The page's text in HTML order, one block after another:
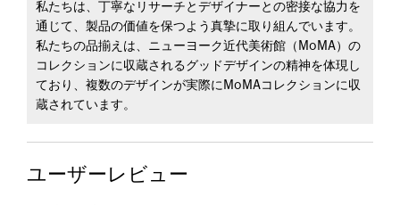
私たちは、丁寧なリサーチとデザイナーとの密接な協力を
通じて、製品の価値を保つよう真摯に取り組んでいます。
私たちの品揃えは、ニューヨーク近代美術館（MoMA）の
コレクションに収蔵されるグッドデザインの精神を体現し
ており、複数のデザインが実際にMoMAコレクションに収
蔵されています。
ユーザーレビュー